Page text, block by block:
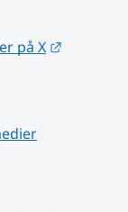
på X